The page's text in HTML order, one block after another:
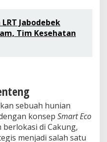
Jabodebek
Tim Kesehatan
sebuah hunian
konsep Smart Eco
di Cakung,
menjadi salah satu